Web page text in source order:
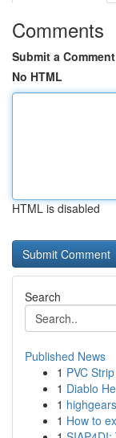
Comments
Submit a Comment
No HTML
HTML is disabled
Search
Published News
1 PVC
1 Diablo
1
1 How to